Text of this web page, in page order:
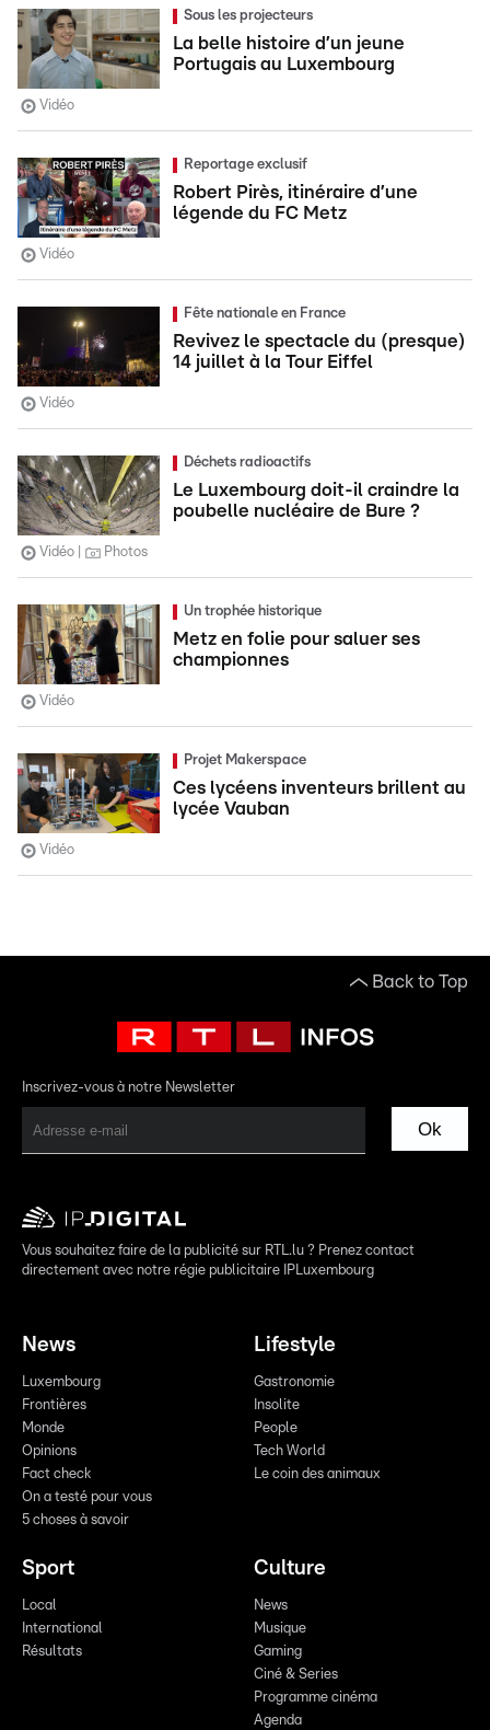
Sous les projecteurs
La belle histoire d’un jeune
Portugais au Luxembourg
Vidéo
Reportage exclusif
Robert Pirès, itinéraire d’une
légende du FC Metz
Vidéo
Fête nationale en France
Revivez le spectacle du (presque)
14 juillet à la Tour Eiffel
Vidéo
Déchets radioactifs
Le Luxembourg doit-il craindre la
poubelle nucléaire de Bure ?
Vidéo Photos
Un trophée historique
Metz en folie pour saluer ses
championnes
Vidéo
Projet Makerspace
Ces lycéens inventeurs brillent au
lycée Vauban
Vidéo
Back to Top
Inscrivez-vous à notre Newsletter
Ok
Vous souhaitez faire de la publicité sur RTL.lu ? Prenez contact
directement avec notre régie publicitaire IPLuxembourg
News
Luxembourg
Frontières
Monde
Opinions
Fact check
On a testé pour vous
5 choses à savoir
Lifestyle
Gastronomie
Insolite
People
Tech World
Le coin des animaux
Sport
Local
International
Résultats
Culture
News
Musique
Gaming
Ciné & Series
Programme cinéma
Agenda